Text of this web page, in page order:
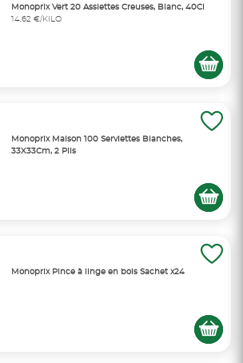
Monoprix Vert 20 Assiettes Creuses, Blanc, 40Cl
14,62 €/KILO
Monoprix Maison 100 Serviettes Blanches,
33X33Cm, 2 Plis
Monoprix Pince à linge en bois Sachet x24